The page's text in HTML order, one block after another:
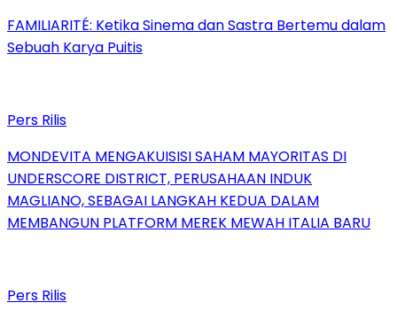
FAMILIARITÉ: Ketika Sinema dan Sastra Bertemu dalam
Sebuah Karya Puitis
Pers Rilis
MONDEVITA MENGAKUISISI SAHAM MAYORITAS DI
UNDERSCORE DISTRICT, PERUSAHAAN INDUK
MAGLIANO, SEBAGAI LANGKAH KEDUA DALAM
MEMBANGUN PLATFORM MEREK MEWAH ITALIA BARU
Pers Rilis